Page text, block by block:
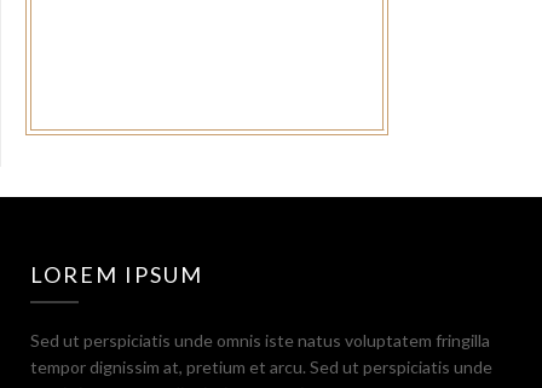
LOREM IPSUM
Sed ut perspiciatis unde omnis iste natus voluptatem fringilla
tempor dignissim at, pretium et arcu. Sed ut perspiciatis unde